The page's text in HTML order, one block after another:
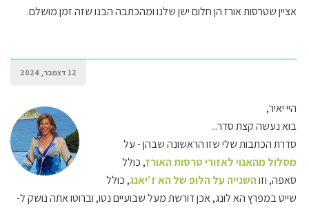
אציין שטרסות אורז הן חלום ישן שלנו ומהכתבה הבנו שזה זמן מושלם.
12 דצמבר, 2024
היי יאיר,
בוא נעשה קצת סדר...
סדרת הכתבות שלי שזו הראשונה שבהן - על
מסלול מהאנוי לאזורי טרסות האורז, כולל
סאפה, וזוהשנייה על הלופ של הא ז′יאנג, כולל
שייט במפרץ הא לונג, אכן דורשת מעל שבועיים נטו, וברוטו אתה נושק ל-